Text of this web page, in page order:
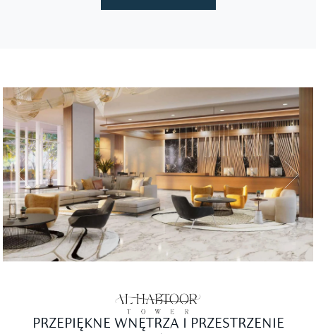
PRZEPIĘKNE WNĘTRZA I PRZESTRZENIE